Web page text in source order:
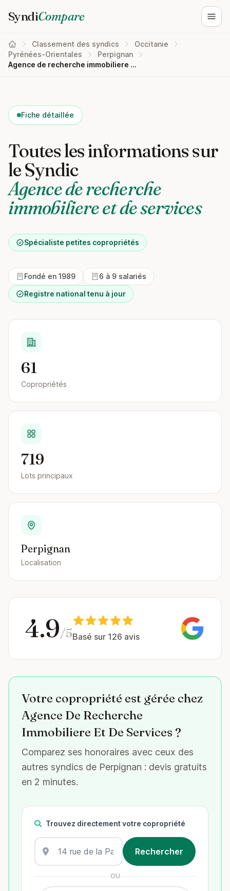
SyndiCompare
Classement des syndics
Occitanie
Pyrénées-Orientales
Perpignan
Agence de recherche immobiliere et de services
Fiche détaillée
Toutes les informations sur
le Syndic
Agence de recherche
immobiliere et de services
Spécialiste petites copropriétés
Fondé en 1989
6 à 9 salariés
Registre national tenu à jour
61
Copropriétés
719
Lots principaux
Perpignan
Localisation
4.9/5Basé sur 126 avis
Votre copropriété est gérée chez
Agence De Recherche
Immobiliere Et De Services ?
Comparez ses honoraires avec ceux des
autres syndics de Perpignan : devis gratuits
en 2 minutes.
Trouvez directement votre copropriété
OU